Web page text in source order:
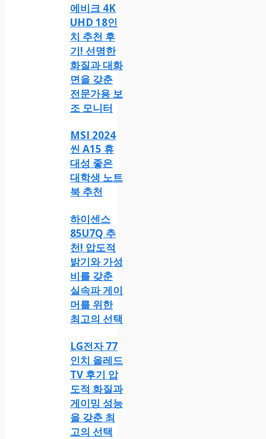
에비크 4K
UHD 18인
치 추천 후
기! 선명한
화질과 대화
면을 갖춘
전문가용 보
조 모니터
MSI 2024
씬 A15 휴
대성 좋은
대학생 노트
북 추천
하이센스
85U7Q 추
천! 압도적
밝기와 가성
비를 갖춘
실속파 게이
머를 위한
최고의 선택
LG전자 77
인치 올레드
TV 후기 압
도적 화질과
게이밍 성능
을 갖춘 최
고의 선택